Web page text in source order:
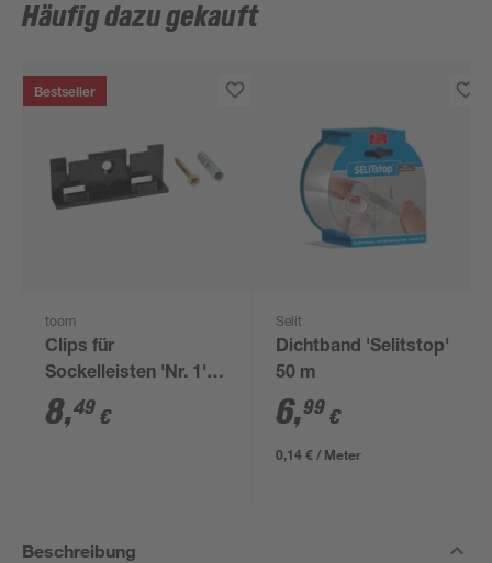
Häufig dazu gekauft
Bestseller
toom
Clips für
Sockelleisten 'Nr. 1'
schwarz, 20 Stück
8,49 €
Selit
Dichtband 'Selitstop'
50 m
6,99 €
0,14 € / Meter
Beschreibung